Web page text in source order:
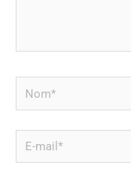
Nom*
mail*